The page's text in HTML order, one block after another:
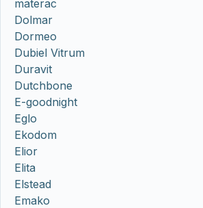
materac
Dolmar
Dormeo
Dubiel Vitrum
Duravit
Dutchbone
E-goodnight
Eglo
Ekodom
Elior
Elita
Elstead
Emako